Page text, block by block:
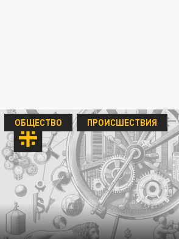
ОБЩЕСТВО ПРОИСШЕСТВИЯ